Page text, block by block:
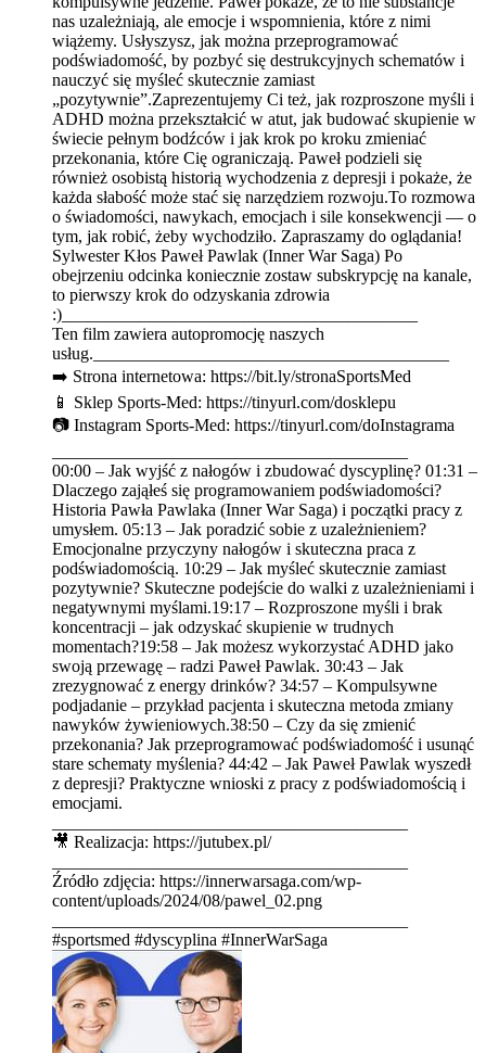
nas uzależniają, ale emocje i wspomnienia, które z nimi
wiążemy. Usłyszysz, jak można przeprogramować
podświadomość, by pozbyć się destrukcyjnych schematów i
nauczyć się myśleć skutecznie zamiast
„pozytywnie”.Zaprezentujemy Ci też, jak rozproszone myśli i
ADHD można przekształcić w atut, jak budować skupienie w
świecie pełnym bodźców i jak krok po kroku zmieniać
przekonania, które Cię ograniczają. Paweł podzieli się
również osobistą historią wychodzenia z depresji i pokaże, że
każda słabość może stać się narzędziem rozwoju.To rozmowa
o świadomości, nawykach, emocjach i sile konsekwencji — o
tym, jak robić, żeby wychodziło. Zapraszamy do oglądania!
Sylwester Kłos Paweł Pawlak (Inner War Saga) Po
obejrzeniu odcinka koniecznie zostaw subskrypcję na kanale,
to pierwszy krok do odzyskania zdrowia
:)_________________________________________
Ten film zawiera autopromocję naszych
usług._________________________________________
➡️ Strona internetowa: https://bit.ly/stronaSportsMed
📱 Sklep Sports-Med: https://tinyurl.com/dosklepu
📷 Instagram Sports-Med: https://tinyurl.com/doInstagrama
00:00 – Jak wyjść z nałogów i zbudować dyscyplinę? 01:31 –
Dlaczego zająłeś się programowaniem podświadomości?
Historia Pawła Pawlaka (Inner War Saga) i początki pracy z
umysłem. 05:13 – Jak poradzić sobie z uzależnieniem?
Emocjonalne przyczyny nałogów i skuteczna praca z
podświadomością. 10:29 – Jak myśleć skutecznie zamiast
pozytywnie? Skuteczne podejście do walki z uzależnieniami i
negatywnymi myślami.19:17 – Rozproszone myśli i brak
koncentracji – jak odzyskać skupienie w trudnych
momentach?19:58 – Jak możesz wykorzystać ADHD jako
swoją przewagę – radzi Paweł Pawlak. 30:43 – Jak
zrezygnować z energy drinków? 34:57 – Kompulsywne
podjadanie – przykład pacjenta i skuteczna metoda zmiany
nawyków żywieniowych.38:50 – Czy da się zmienić
przekonania? Jak przeprogramować podświadomość i usunąć
stare schematy myślenia? 44:42 – Jak Paweł Pawlak wyszedł
z depresji? Praktyczne wnioski z pracy z podświadomością i
emocjami.
🎥 Realizacja: https://jutubex.pl/
Źródło zdjęcia: https://innerwarsaga.com/wp-
content/uploads/2024/08/pawel_02.png
#sportsmed #dyscyplina #InnerWarSaga